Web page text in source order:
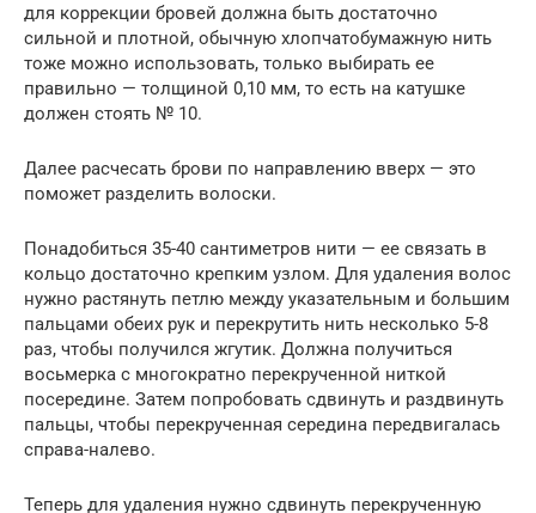
для коррекции бровей должна быть достаточно
сильной и плотной, обычную хлопчатобумажную нить
тоже можно использовать, только выбирать ее
правильно — толщиной 0,10 мм, то есть на катушке
должен стоять № 10.
Далее расчесать брови по направлению вверх — это
поможет разделить волоски.
Понадобиться 35-40 сантиметров нити — ее связать в
кольцо достаточно крепким узлом. Для удаления волос
нужно растянуть петлю между указательным и большим
пальцами обеих рук и перекрутить нить несколько 5-8
раз, чтобы получился жгутик. Должна получиться
восьмерка с многократно перекрученной ниткой
посередине. Затем попробовать сдвинуть и раздвинуть
пальцы, чтобы перекрученная середина передвигалась
справа-налево.
Теперь для удаления нужно сдвинуть перекрученную